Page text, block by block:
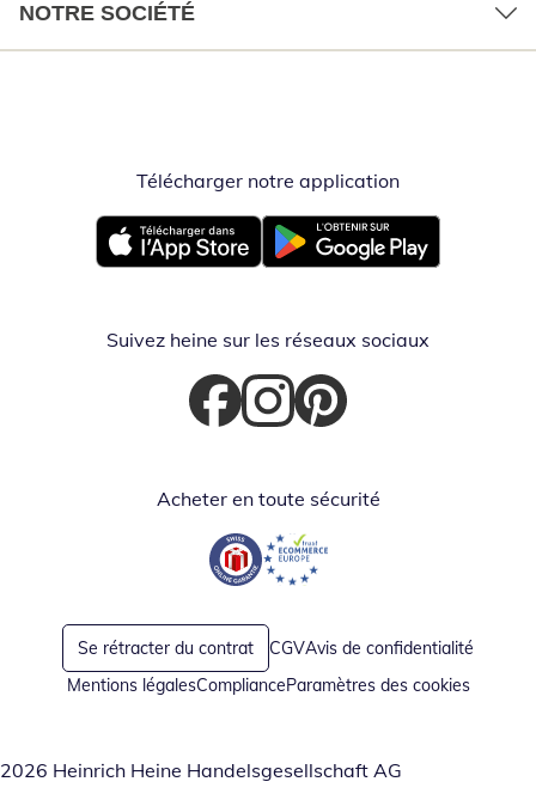
NOTRE SOCIÉTÉ
Télécharger notre application
Opent in nieuw vensterOpent in nieuw venster
Suivez heine sur les réseaux sociaux
Opent in nieuw venster
Opent in nieuw venster
Opent in nieuw venster
Acheter en toute sécurité
Opent in nieuw venster
Opent in nieuw venster
Se rétracter du contrat CGVAvis de confidentialité
Mentions légalesComplianceParamètres des cookies
2026 Heinrich Heine Handelsgesellschaft AG